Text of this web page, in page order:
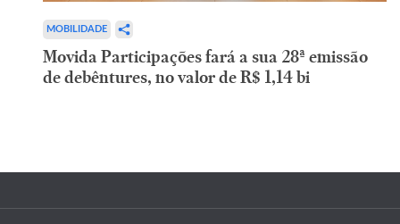
MOBILIDADE
Movida Participações fará a sua 28ª emissão
de debêntures, no valor de R$ 1,14 bi